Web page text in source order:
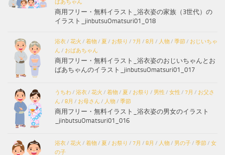
ばあちゃん
商用フリー・無料イラスト_浴衣姿の家族（3世代）の
イラスト_jinbutsuOmatsuri01_018
浴衣/ 花火 / 着物/ 夏 / お祭り / 7月 / 8月 / 人物/ 季節/ おじいちゃ
ん / おばあちゃん
商用フリー・無料イラスト_浴衣姿のおじいちゃんとお
ばあちゃんのイラスト_jinbutsuOmatsuri01_017
うちわ/ 浴衣/ 花火 / 着物/ 夏 / お祭り / 男性 / 女性 / 7月 / お父さ
ん / 8月 / お母さん / 人物/ 季節
商用フリー・無料イラスト_浴衣姿の男女のイラスト
_jinbutsuOmatsuri01_016
浴衣/ 花火 / 着物/ 夏 / お祭り / 7月 / 8月 / 人物/ 男の子/ 季節/ 女
の子